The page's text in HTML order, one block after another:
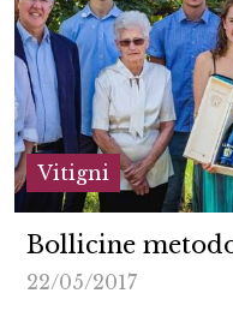
Vitigni
Bollicine
22/05/2017